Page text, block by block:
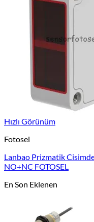
Hızlı Görünüm
Fotosel
Lanbao Prizmatik
NO+NC FOTOSEL
En Son Eklenen